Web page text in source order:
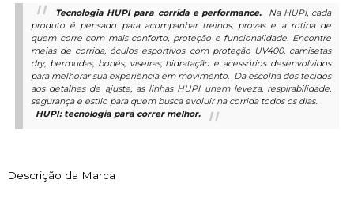
Tecnologia HUPI para corrida e performance.
Na HUPI, cada
produto é pensado para acompanhar treinos, provas e a rotina de
quem corre com mais conforto, proteção e funcionalidade. Encontre
meias de corrida, óculos esportivos com proteção UV400, camisetas
dry, bermudas, bonés, viseiras, hidratação e acessórios desenvolvidos
para melhorar sua experiência em movimento. Da escolha dos tecidos
aos detalhes de ajuste, as linhas HUPI unem leveza, respirabilidade,
segurança e estilo para quem busca evoluir na corrida todos os dias.
HUPI: tecnologia para correr melhor.
Descrição da Marca